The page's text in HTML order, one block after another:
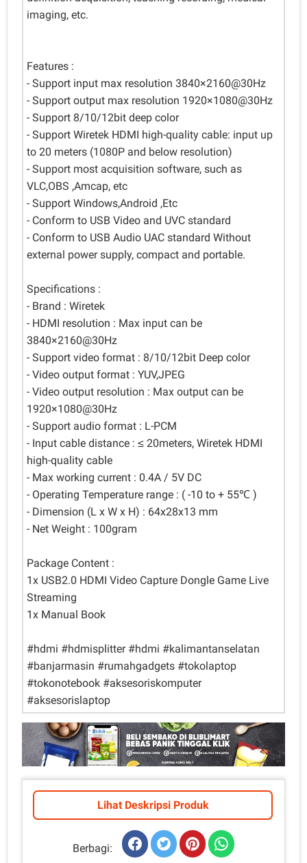
imaging, etc.
Features :
- Support input max resolution 3840×2160@30Hz
- Support output max resolution 1920×1080@30Hz
- Support 8/10/12bit deep color
- Support Wiretek HDMI high-quality cable: input up
to 20 meters (1080P and below resolution)
- Support most acquisition software, such as
VLC,OBS ,Amcap, etc
- Support Windows,Android ,Etc
- Conform to USB Video and UVC standard
- Conform to USB Audio UAC standard Without
external power supply, compact and portable.
Specifications :
- Brand : Wiretek
- HDMI resolution : Max input can be
3840×2160@30Hz
- Support video format : 8/10/12bit Deep color
- Video output format : YUV,JPEG
- Video output resolution : Max output can be
1920×1080@30Hz
- Support audio format : L-PCM
- Input cable distance : ≤ 20meters, Wiretek HDMI
high-quality cable
- Max working current : 0.4A / 5V DC
- Operating Temperature range : ( -10 to + 55℃ )
- Dimension (L x W x H) : 64x28x13 mm
- Net Weight : 100gram
Package Content :
1x USB2.0 HDMI Video Capture Dongle Game Live
Streaming
1x Manual Book
#hdmi #hdmisplitter #hdmi #kalimantanselatan
#banjarmasin #rumahgadgets #tokolaptop
#tokonotebook #aksesoriskomputer
#aksesorislaptop
Lihat Deskripsi Produk
Berbagi: